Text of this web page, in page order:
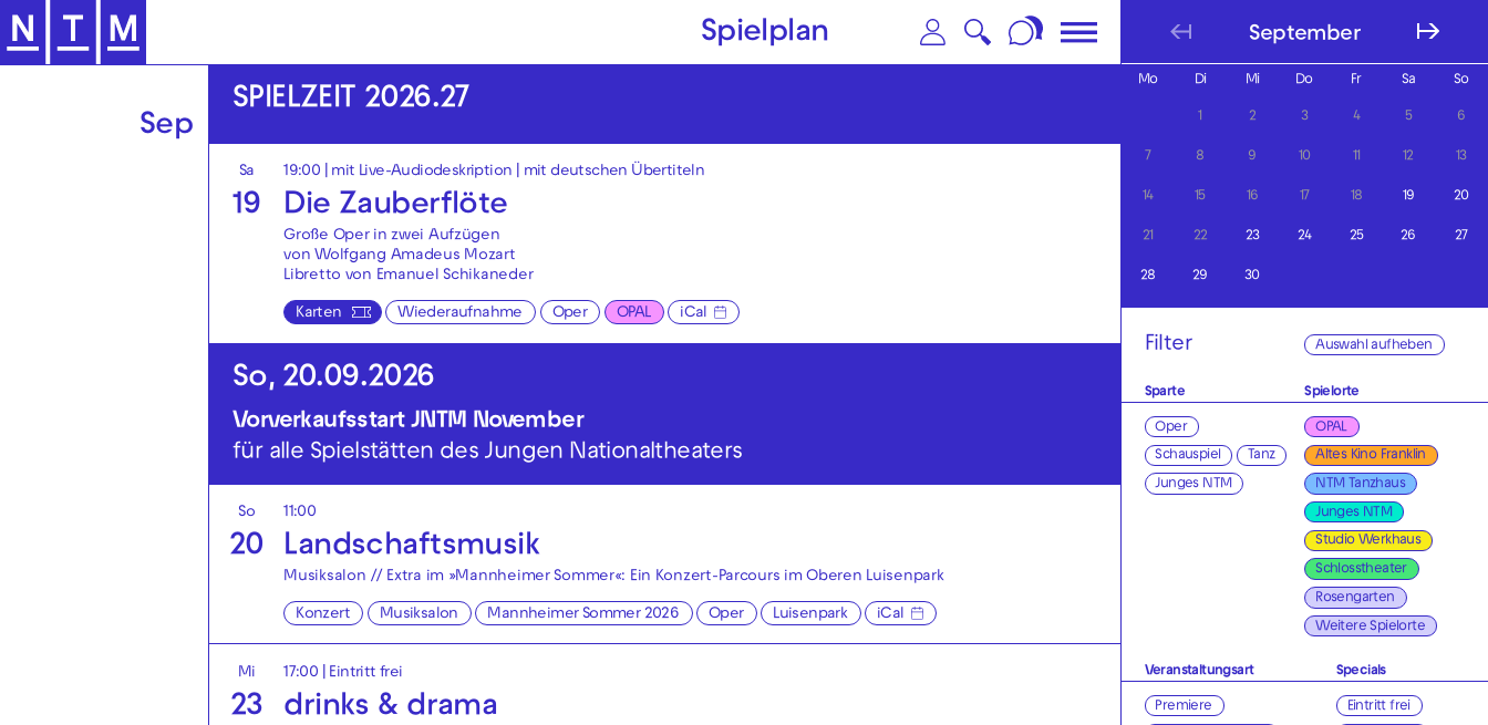
Zur Hauptnavigation springen Zum Hauptinhalt springen Zum Footer springen
Spielplan
Sep
SPIELZEIT 2026.27
Sa
19
19:00 mit Live-Audiodeskription mit deutschen Übertiteln
Die Zauberflöte
Große Oper in zwei Aufzügen
von Wolfgang Amadeus Mozart
Libretto von Emanuel Schikaneder
Karten Wiederaufnahme Oper OPAL iCal
So, 20.09.2026
Vorverkaufsstart JNTM November
für alle Spielstätten des Jungen Nationaltheaters
So
20
11:00
Landschaftsmusik
Musiksalon // Extra im »Mannheimer Sommer«: Ein Konzert-Parcours im Oberen Luisenpark
Konzert Musiksalon Mannheimer Sommer 2026 Oper Luisenpark iCal
Mi
23
17:00 Eintritt frei
drinks & drama
September
Mo Di Mi Do Fr Sa So
1 2 3 4 5 6
7 8 9 10 11 12 13
14 15 16 17 18 19 20
21 22 23 24 25 26 27
28 29 30
Filter Auswahl aufheben
Sparte
Oper
Schauspiel Tanz
Junges NTM
Spielorte
OPAL
Altes Kino Franklin
NTM Tanzhaus
Junges NTM
Studio Werkhaus
Schlosstheater
Rosengarten
Weitere Spielorte
Veranstaltungsart
Premiere
Specials
Eintritt frei